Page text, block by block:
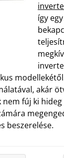
így
akár
fúj ki
beszerelése.